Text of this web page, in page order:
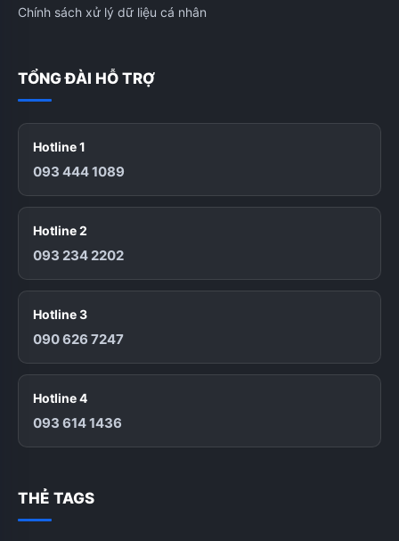
Chính sách xử lý dữ liệu cá nhân
TỔNG ĐÀI HỖ TRỢ
Hotline 1
093 444 1089
Hotline 2
093 234 2202
Hotline 3
090 626 7247
Hotline 4
093 614 1436
THẺ TAGS